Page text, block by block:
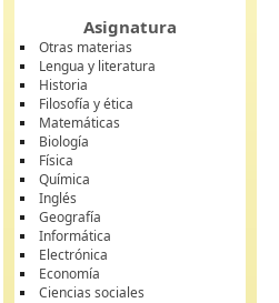
Asignatura
Otras materias
Lengua y literatura
Historia
Filosofía y ética
Matemáticas
Biología
Física
Química
Inglés
Geografía
Informática
Electrónica
Economía
Ciencias sociales